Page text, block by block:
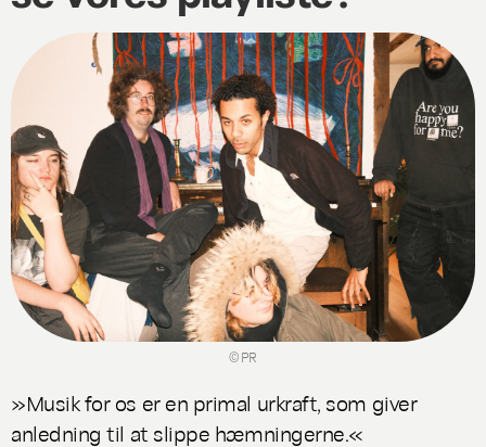
© PR
»Musik for os er en primal urkraft, som giver
anledning til at slippe hæmningerne.«